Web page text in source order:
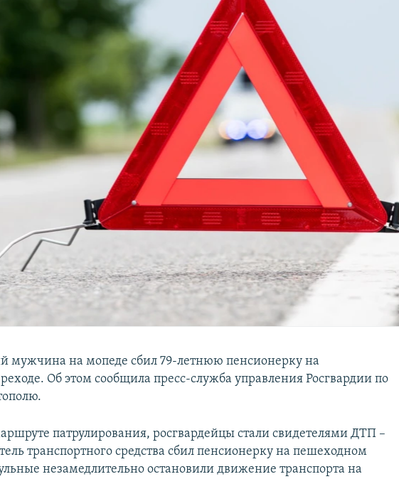
мужчина на мопеде сбил 79-летнюю пенсионерку на
Об этом сообщила пресс-служба управления Росгвардии по
патрулирования, росгвардейцы стали свидетелями ДТП –
транспортного средства сбил пенсионерку на пешеходном
незамедлительно остановили движение транспорта на